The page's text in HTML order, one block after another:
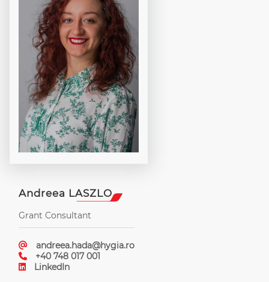
Andreea LASZLO
Grant Consultant
andreea.hada@hygia.ro
+40 748 017 001
LinkedIn